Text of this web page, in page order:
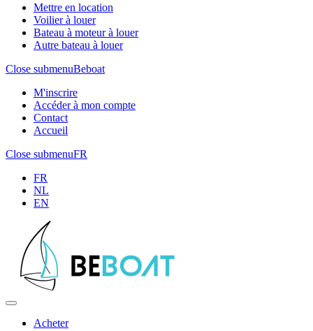
Mettre en location
Voilier à louer
Bateau à moteur à louer
Autre bateau à louer
Close submenuBeboat
M'inscrire
Accéder à mon compte
Contact
Accueil
Close submenuFR
FR
NL
EN
Acheter